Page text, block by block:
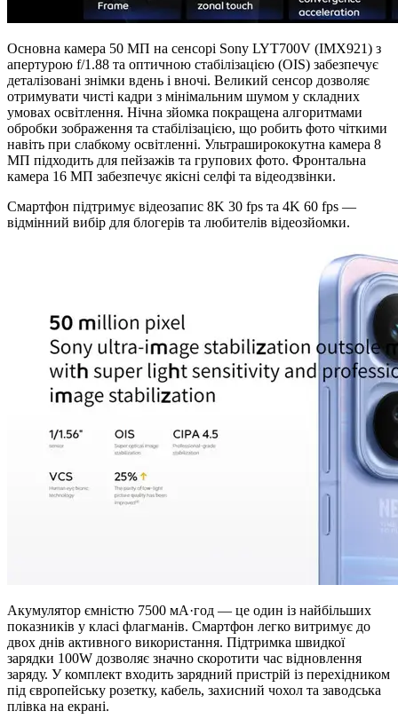
Основна камера 50 МП на сенсорі Sony LYT700V (IMX921) з
апертурою f/1.88 та оптичною стабілізацією (OIS) забезпечує
деталізовані знімки вдень і вночі. Великий сенсор дозволяє
отримувати чисті кадри з мінімальним шумом у складних
умовах освітлення. Нічна зйомка покращена алгоритмами
обробки зображення та стабілізацією, що робить фото чіткими
навіть при слабкому освітленні. Ультраширококутна камера 8
МП підходить для пейзажів та групових фото. Фронтальна
камера 16 МП забезпечує якісні селфі та відеодзвінки.
Смартфон підтримує відеозапис 8K 30 fps та 4K 60 fps —
відмінний вибір для блогерів та любителів відеозйомки.
Акумулятор ємністю 7500 мА·год — це один із найбільших
показників у класі флагманів. Смартфон легко витримує до
двох днів активного використання. Підтримка швидкої
зарядки 100W дозволяє значно скоротити час відновлення
заряду. У комплект входить зарядний пристрій із перехідником
під європейську розетку, кабель, захисний чохол та заводська
плівка на екрані.